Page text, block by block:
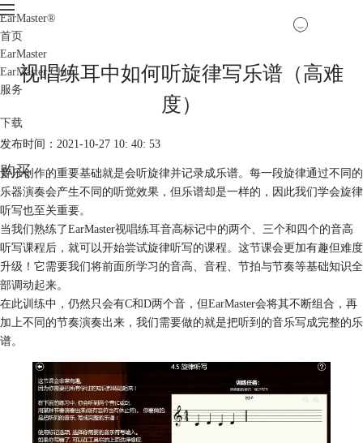
EarMaster®
首页
EarMaster
EarMaster Cloud
服务
下载
购买
视唱练耳中如何听旋律写乐谱（高难
度）
发布时间：2021-10-27 10: 40: 53
音乐创作的重要基础就是会听旋律并记录成乐谱。每一段旋律通过不同的
乐器演奏会产生不同的听觉效果，但乐谱却是一样的，因此我们学会旋律
听写也至关重要。
当我们熟练了EarMaster视唱练耳音高标记中的两个、三个和四个的音高
听写课程后，就可以开始尝试旋律听写的课程。这节课会更加有趣但难度
升级！它需要我们将前面所学习的音高、音程、节拍与节奏等基础知识全
部调动起来。
在此训练中，仍然只会有C和D两个音，但EarMaster会将其不断组合，再
加上不同的节奏演奏出来，我们需要做的就是把听到的音乐写成完整的乐
谱。